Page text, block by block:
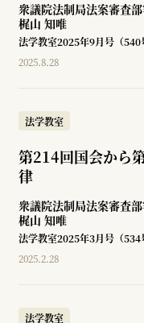
衆議院法制局法案審査
梶山 知唯
法学教室2025年9月号（540
2025.8.28
法学教室
第214回国会から
律
衆議院法制局法案審査
梶山 知唯
法学教室2025年3月号（534
2025.2.28
法学教室